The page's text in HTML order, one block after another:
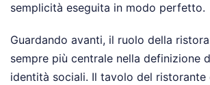
semplicità eseguita in modo perfetto.
Guardando avanti, il ruolo della
sempre più centrale nella definizione
identità sociali. Il tavolo del ristorante